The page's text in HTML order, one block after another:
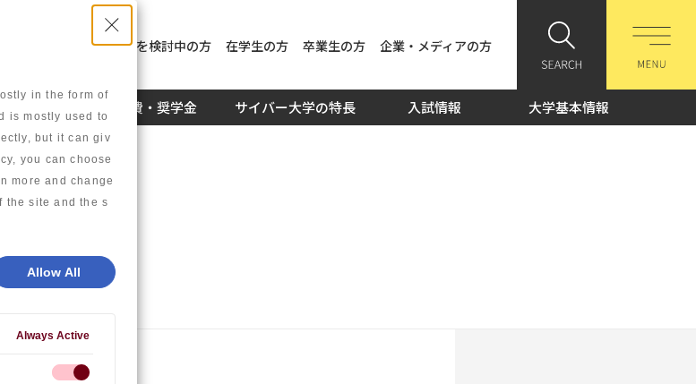
in the form of
is mostly used to
but it can giv
you can choose
more and change
the site and the s
Allow All
Always Active
社員教育を検討中の方 在学生の方 卒業生の方 企業・メディアの方
学費・奨学金 サイバー大学の特長 入試情報 大学基本情報
した